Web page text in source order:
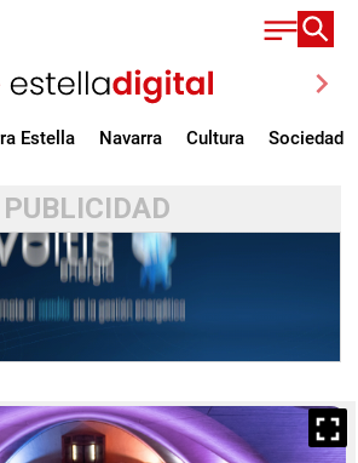
chevron_right
Estella Navarra Cultura Sociedad
PUBLICIDAD